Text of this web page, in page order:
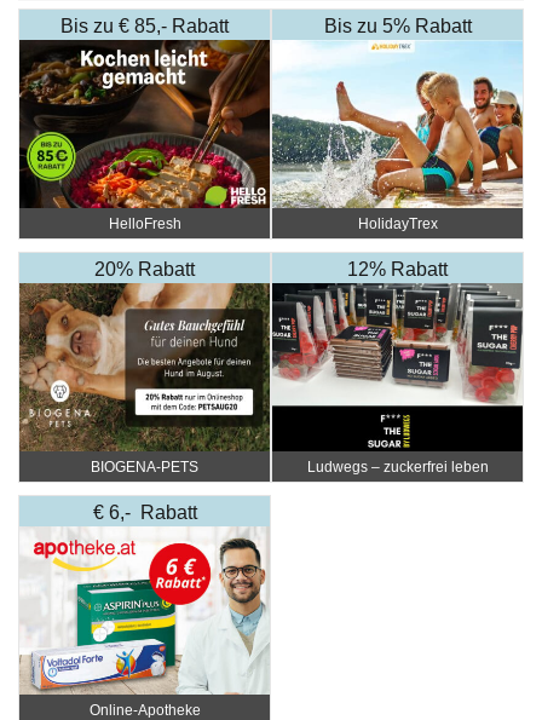
Bis zu € 85,- Rabatt
HelloFresh
Bis zu 5% Rabatt
HolidayTrex
20% Rabatt
BIOGENA-PETS
12% Rabatt
Ludwegs – zuckerfrei leben
€ 6,- Rabatt
Online‑Apotheke